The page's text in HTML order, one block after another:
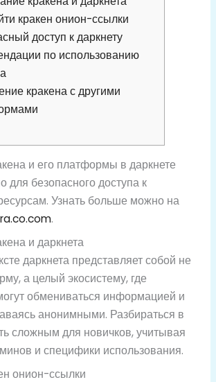
кракен онион-ссылки
доступ к даркнету
по использованию
кракена с другими
и его платформы в даркнете
для безопасного доступа к
Узнать больше можно на
.
и даркнета
даркнета представляет собой не
а целый экосистему, где
обмениваться информацией и
анонимными. Разбираться в
сложным для новичков, учитывая
и специфики использования.
онион-ссылки